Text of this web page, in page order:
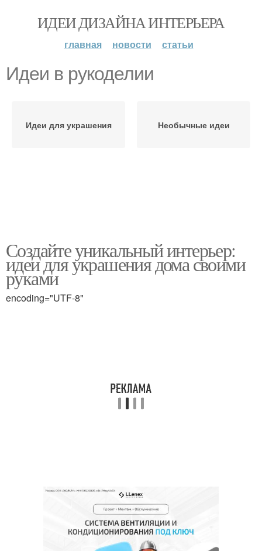
ИДЕИ ДИЗАЙНА ИНТЕРЬЕРА
главная новости статьи
Идеи в рукоделии
Идеи для украшения Необычные идеи
Создайте уникальный интерьер:
идеи для украшения дома своими
руками
encoding="UTF-8"